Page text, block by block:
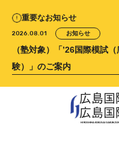
重要なお知らせ
2026.08.01 お知らせ
（塾対象）「’26国際模試
験）」のご案内
広島国
広島国
HIROSHIMA KOKUSAI GAKUIN